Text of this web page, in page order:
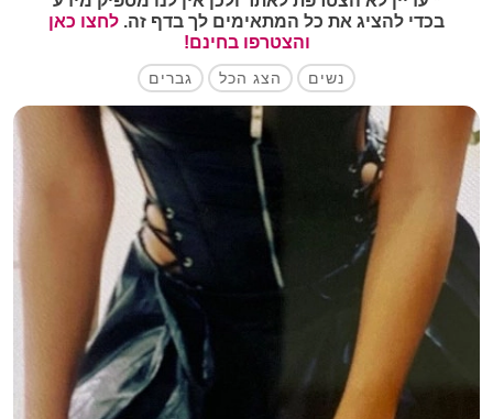
בכדי להציג את כל המתאימים לך בדף זה. לחצו כאן
והצטרפו בחינם!
נשים הצג הכל גברים